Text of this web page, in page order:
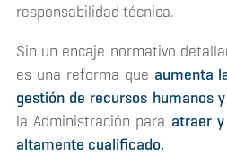
responsabilidad técnica.
Sin un encaje normativo
es una reforma que aumenta
gestión de recursos humanos
la Administración para atraer
altamente cualificado.